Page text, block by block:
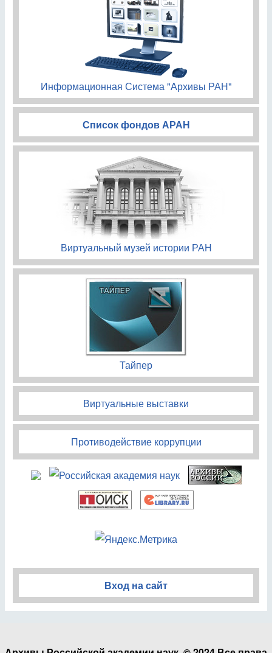
Информационная Система "Архивы РАН"
Список фондов АРАН
Виртуальный музей истории РАН
Тайпер
Виртуальные выставки
Противодействие коррупции
Вход на сайт